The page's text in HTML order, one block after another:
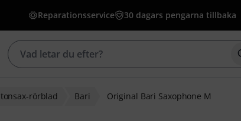
Reparationsservice 30 dagars pengarna tillbaka
rörblad Bari Original Bari Saxophone M